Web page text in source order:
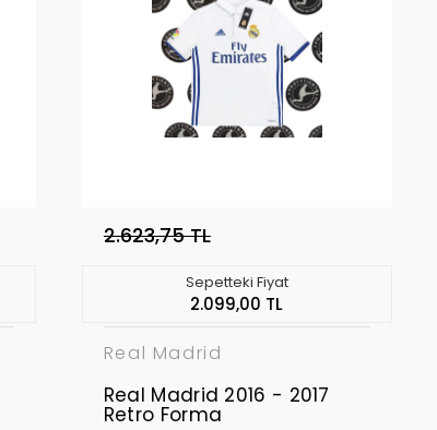
2.623,75 TL
Sepetteki Fiyat
2.099,00 TL
Real Madrid
Real Madrid 2016 - 2017
Retro Forma